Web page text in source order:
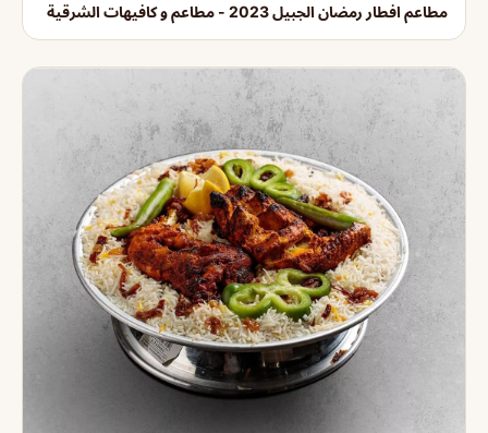
مطاعم افطار رمضان الجبيل 2023 - مطاعم و كافيهات الشرقية